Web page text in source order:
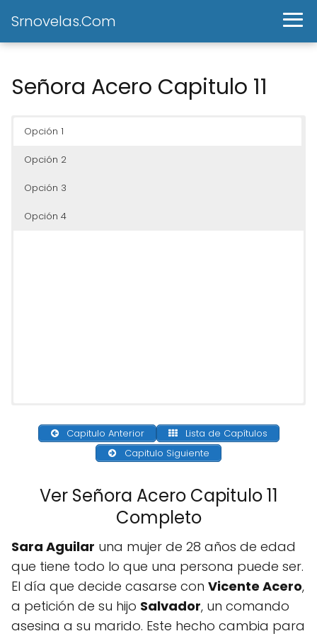
Srnovelas.Com
Señora Acero Capitulo 11
Opción 1
Opción 2
Opción 3
Opción 4
Capitulo Anterior
Lista de Capítulos
Capitulo Siguiente
Ver Señora Acero Capitulo 11
Completo
Sara Aguilar una mujer de 28 años de edad
que tiene todo lo que una persona puede ser.
El día que decide casarse con Vicente Acero,
a petición de su hijo Salvador, un comando
asesina a su marido. Este hecho cambia para